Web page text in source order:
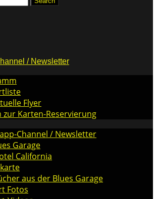
/ Newsletter
Flyer
zur Karten-Reservierung
Channel / Newsletter
Garage
California
aus der Blues Garage
Fotos